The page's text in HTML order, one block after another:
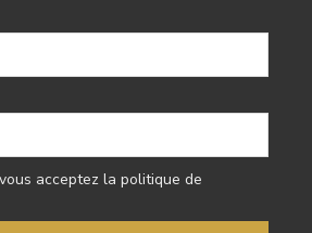
acceptez la politique de